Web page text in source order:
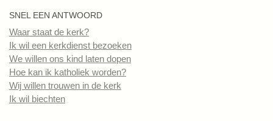
SNEL EEN ANTWOORD
Waar staat de kerk?
Ik wil een kerkdienst bezoeken
We willen ons kind laten dopen
Hoe kan ik katholiek worden?
Wij willen trouwen in de kerk
Ik wil biechten